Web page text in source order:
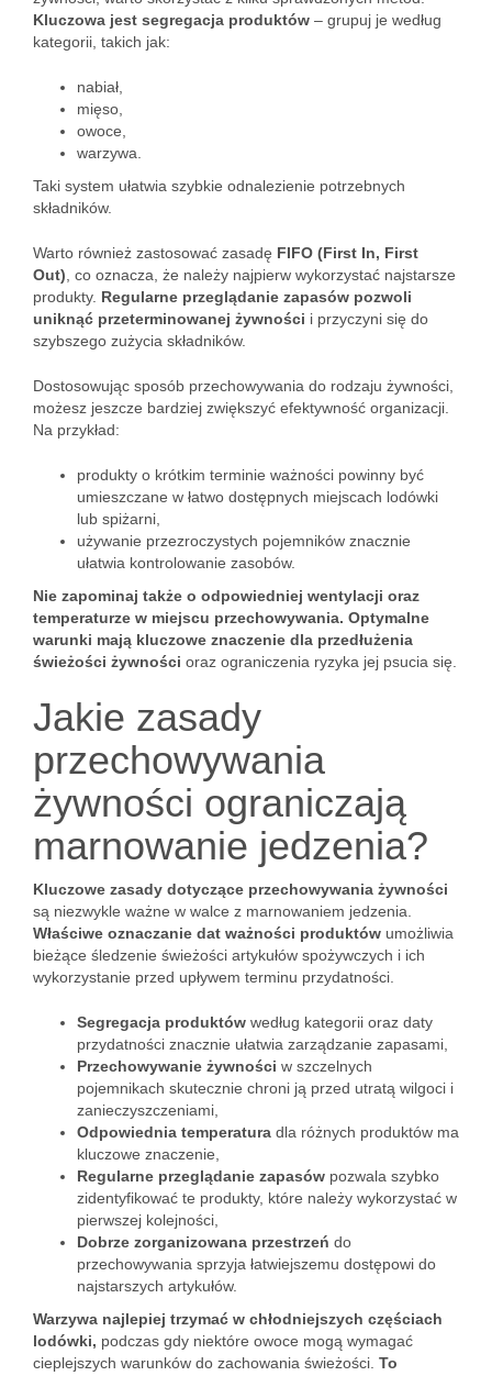
Kluczowa jest segregacja produktów – grupuj je według
kategorii, takich jak:
nabiał,
mięso,
owoce,
warzywa.
Taki system ułatwia szybkie odnalezienie potrzebnych
składników.
Warto również zastosować zasadę FIFO (First In, First
Out) , co oznacza, że należy najpierw wykorzystać najstarsze
produkty. Regularne przeglądanie zapasów pozwoli
uniknąć przeterminowanej żywności i przyczyni się do
szybszego zużycia składników.
Dostosowując sposób przechowywania do rodzaju żywności,
możesz jeszcze bardziej zwiększyć efektywność organizacji.
Na przykład:
produkty o krótkim terminie ważności powinny być
umieszczane w łatwo dostępnych miejscach lodówki
lub spiżarni,
używanie przezroczystych pojemników znacznie
ułatwia kontrolowanie zasobów.
Nie zapominaj także o odpowiedniej wentylacji oraz
temperaturze w miejscu przechowywania. Optymalne
warunki mają kluczowe znaczenie dla przedłużenia
świeżości żywności oraz ograniczenia ryzyka jej psucia się.
Jakie zasady
przechowywania
żywności ograniczają
marnowanie jedzenia?
Kluczowe zasady dotyczące przechowywania żywności
są niezwykle ważne w walce z marnowaniem jedzenia.
Właściwe oznaczanie dat ważności produktów umożliwia
bieżące śledzenie świeżości artykułów spożywczych i ich
wykorzystanie przed upływem terminu przydatności.
Segregacja produktów według kategorii oraz daty
przydatności znacznie ułatwia zarządzanie zapasami,
Przechowywanie żywności w szczelnych
pojemnikach skutecznie chroni ją przed utratą wilgoci i
zanieczyszczeniami,
Odpowiednia temperatura dla różnych produktów ma
kluczowe znaczenie,
Regularne przeglądanie zapasów pozwala szybko
zidentyfikować te produkty, które należy wykorzystać w
pierwszej kolejności,
Dobrze zorganizowana przestrzeń do
przechowywania sprzyja łatwiejszemu dostępowi do
najstarszych artykułów.
Warzywa najlepiej trzymać w chłodniejszych częściach
lodówki, podczas gdy niektóre owoce mogą wymagać
cieplejszych warunków do zachowania świeżości. To